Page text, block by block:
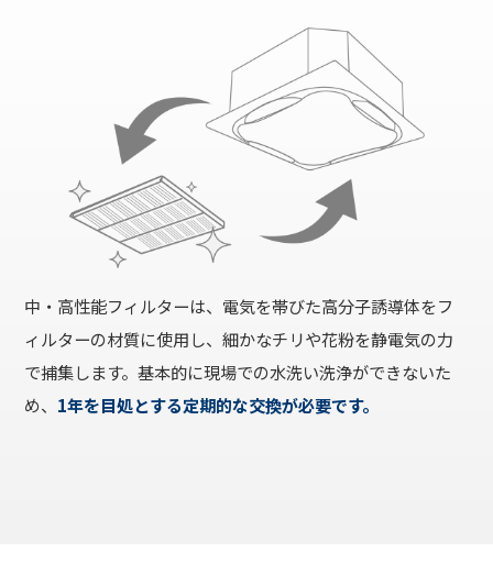
中・高性能フィルターは、電気を帯びた高分子誘導体をフ
ィルターの材質に使用し、細かなチリや花粉を静電気の力
で捕集します。基本的に現場での水洗い洗浄ができないた
め、 1年を目処とする定期的な交換が必要です。